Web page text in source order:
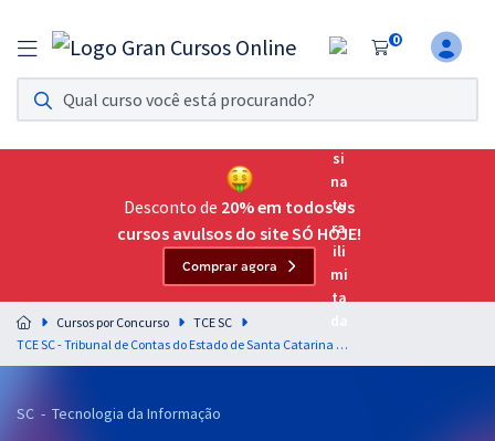
0
Assinatura Ilimitada 11
Acesso a todos os cursos. Teste grátis por 7 dias!
Assinatura OAB Até Passar
Acesso ilimitado a toda preparação para o Exame da
Residências Multiprofissionais
Preparação completa e intensiva para as principais
residências em saúde do Brasil
Desconto de 20% em todos os
cursos avulsos do site SÓ HOJE!
Comprar agora
Cursos por Concurso
TCE SC
TCE SC - Tribunal de Contas do Estado de Santa Catarina - Auditor Fiscal de Controle Externo - Ciências da Computação, Sistemas de Informação, Engenharia de Computação, Engenharia de Software
SC - Tecnologia da Informação